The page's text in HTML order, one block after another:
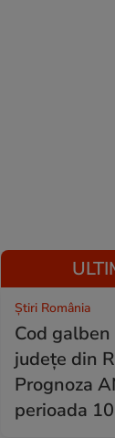
Știri România
Cod
județe din
Prognoza
perioada